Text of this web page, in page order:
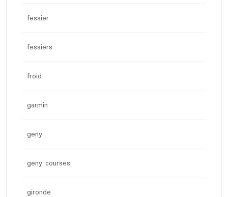
fessier
fessiers
froid
garmin
geny
geny courses
gironde